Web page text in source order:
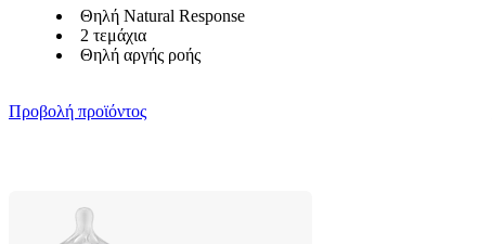
Θηλή Natural Response
2 τεμάχια
Θηλή αργής ροής
Προβολή προϊόντος